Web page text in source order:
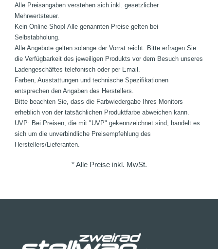
Alle Preisangaben verstehen sich inkl. gesetzlicher
Mehrwertsteuer.
Kein Online-Shop! Alle genannten Preise gelten bei
Selbstabholung.
Alle Angebote gelten solange der Vorrat reicht. Bitte erfragen Sie
die Verfügbarkeit des jeweiligen Produkts vor dem Besuch unseres
Ladengeschäftes telefonisch oder per Email.
Farben, Ausstattungen und technische Spezifikationen
entsprechen den Angaben des Herstellers.
Bitte beachten Sie, dass die Farbwiedergabe Ihres Monitors
erheblich von der tatsächlichen Produktfarbe abweichen kann.
UVP: Bei Preisen, die mit "UVP" gekennzeichnet sind, handelt es
sich um die unverbindliche Preisempfehlung des
Herstellers/Lieferanten.
* Alle Preise inkl. MwSt.